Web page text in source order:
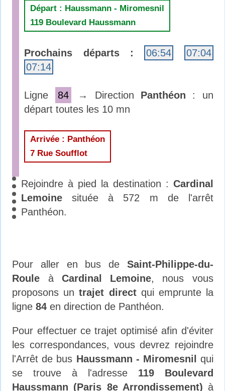
Départ : Haussmann - Miromesnil
119 Boulevard Haussmann
Prochains départs : 06:54
07:04
07:14
Ligne 84 → Direction Panthéon : un
départ toutes les 10 mn
Arrivée : Panthéon
7 Rue Soufflot
Rejoindre à pied la destination : Cardinal
Lemoine située à 572 m de l'arrêt
Panthéon.
Pour aller en bus de Saint-Philippe-du-
Roule à Cardinal Lemoine, nous vous
proposons untrajet directqui emprunte la
ligne84 en direction de Panthéon.
Pour effectuer ce trajet optimisé afin d'éviter
les correspondances, vous devrez rejoindre
l'Arrêt de bus Haussmann - Miromesnil
qui
se trouve à l'adresse 119 Boulevard
Haussmann (Paris 8e Arrondissement) à